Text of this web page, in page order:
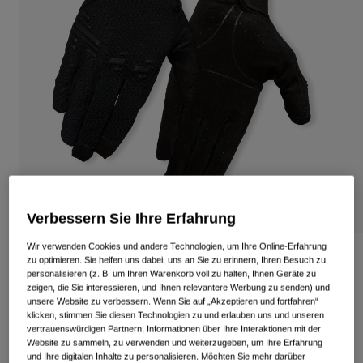
Rennrad Schuhe
Mountainbike Schuhe
Gravel Schuhe
Alle anzeigen
Bekleidung
Rennrad Bekleidung
Mountainbike Bekleidung
Alle anzeigen
Schutzbrillen
Snowboard
Mit austauschbaren Gläsern
Damen
Kinder
Helme
Schutzbrillen
Havoc-Handschuhe
Artikelnr.39062
54,99 €
Verbessern Sie Ihre Erfahrung
Wir verwenden Cookies und andere Technologien, um Ihre Online-Erfahrung
zu optimieren. Sie helfen uns dabei, uns an Sie zu erinnern, Ihren Besuch zu
personalisieren (z. B. um Ihren Warenkorb voll zu halten, Ihnen Geräte zu
zeigen, die Sie interessieren, und Ihnen relevantere Werbung zu senden) und
unsere Website zu verbessern. Wenn Sie auf „Akzeptieren und fortfahren“
klicken, stimmen Sie diesen Technologien zu und erlauben uns und unseren
vertrauenswürdigen Partnern, Informationen über Ihre Interaktionen mit der
Website zu sammeln, zu verwenden und weiterzugeben, um Ihre Erfahrung
und Ihre digitalen Inhalte zu personalisieren. Möchten Sie mehr darüber